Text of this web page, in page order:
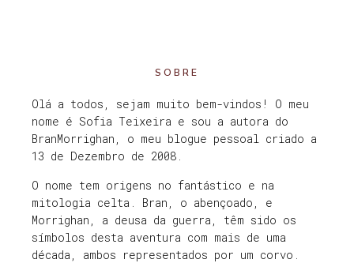
SOBRE
Olá a todos, sejam muito bem-vindos! O meu
nome é Sofia Teixeira e sou a autora do
BranMorrighan, o meu blogue pessoal criado a
13 de Dezembro de 2008.
O nome tem origens no fantástico e na
mitologia celta. Bran, o abençoado, e
Morrighan, a deusa da guerra, têm sido os
símbolos desta aventura com mais de uma
década, ambos representados por um corvo.